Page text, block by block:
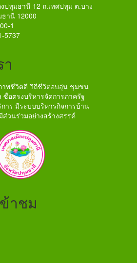
ปทุมธานี 12 ถ.เทศปทุม ต.บาง
ธานี 12000
1
5737
พชีวิตดี วิถีชีวิตอบอุ่น ชุมชน
อตรงบริหารจัดการภาครัฐ
าร มีระบบบริหารกิจการบ้าน
วนร่วมอย่างสร้างสรรค์
าชม